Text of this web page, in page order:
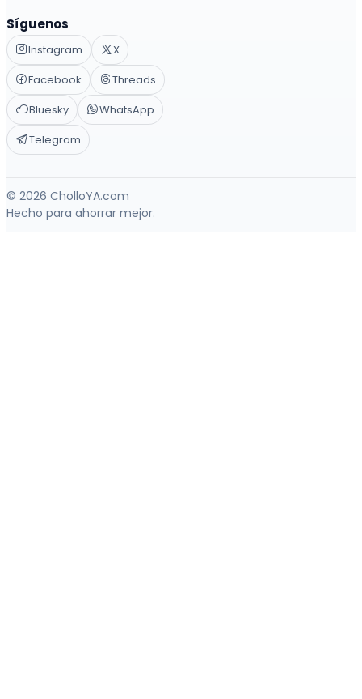
Síguenos
Instagram
X
Facebook
Threads
Bluesky
WhatsApp
Telegram
© 2026 CholloYA.com
Hecho para ahorrar mejor.